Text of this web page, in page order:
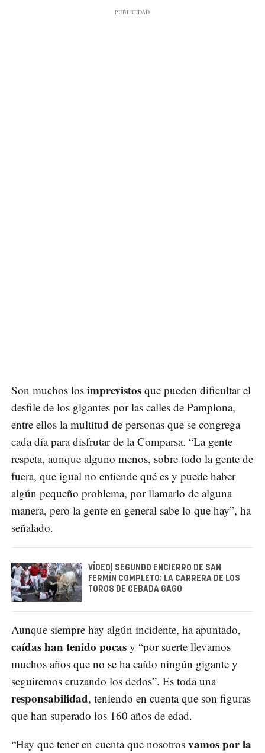
Son muchos los imprevistos que pueden dificultar el
desfile de los gigantes por las calles de Pamplona,
entre ellos la multitud de personas que se congrega
cada día para disfrutar de la Comparsa. “La gente
respeta, aunque alguno menos, sobre todo la gente de
fuera, que igual no entiende qué es y puede haber
algún pequeño problema, por llamarlo de alguna
manera, pero la gente en general sabe lo que hay”, ha
señalado.
VÍDEO| SEGUNDO ENCIERRO DE SAN
FERMÍN COMPLETO: LA CARRERA DE LOS
TOROS DE CEBADA GAGO
Aunque siempre hay algún incidente, ha apuntado,
caídas han tenido pocas y “por suerte llevamos
muchos años que no se ha caído ningún gigante y
seguiremos cruzando los dedos”. Es toda una
responsabilidad, teniendo en cuenta que son figuras
que han superado los 160 años de edad.
“Hay que tener en cuenta que nosotros vamos por la